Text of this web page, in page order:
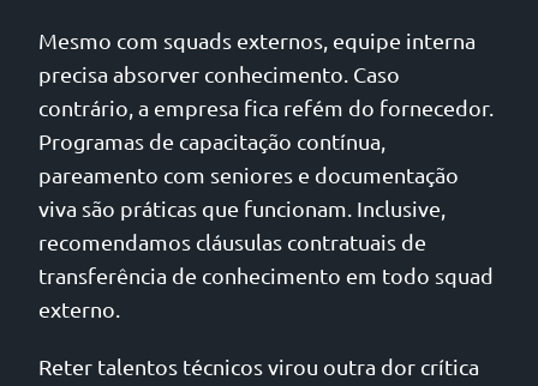
Mesmo com squads externos, equipe interna
precisa absorver conhecimento. Caso
contrário, a empresa fica refém do fornecedor.
Programas de capacitação contínua,
pareamento com seniores e documentação
viva são práticas que funcionam. Inclusive,
recomendamos cláusulas contratuais de
transferência de conhecimento em todo squad
externo.
Reter talentos técnicos virou outra dor crítica